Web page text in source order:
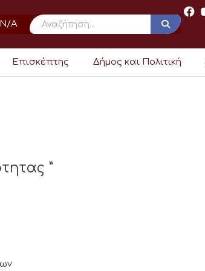
N/A
Επισκέπτης Δήμος και Πολιτική
”